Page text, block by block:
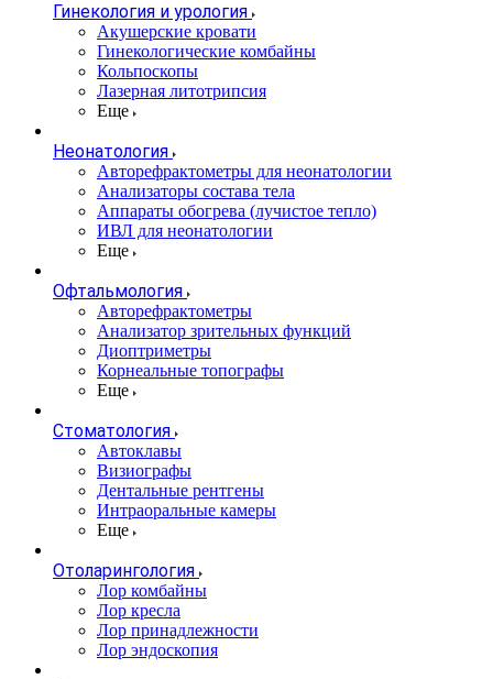
Гинекология и урология
Акушерские кровати
Гинекологические комбайны
Кольпоскопы
Лазерная литотрипсия
Еще
Неонатология
Авторефрактометры для неонатологии
Анализаторы состава тела
Аппараты обогрева (лучистое тепло)
ИВЛ для неонатологии
Еще
Офтальмология
Авторефрактометры
Анализатор зрительных функций
Диоптриметры
Корнеальные топографы
Еще
Стоматология
Автоклавы
Визиографы
Дентальные рентгены
Интраоральные камеры
Еще
Отоларингология
Лор комбайны
Лор кресла
Лор принадлежности
Лор эндоскопия